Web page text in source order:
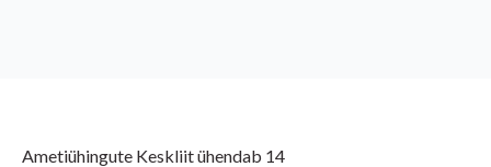
Ametiühingute Keskliit ühendab 14